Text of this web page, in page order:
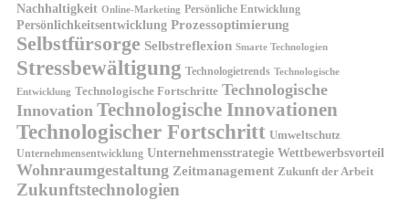
Nachhaltigkeit Online-Marketing Persönliche Entwicklung
Persönlichkeitsentwicklung Prozessoptimierung
Selbstfürsorge Selbstreflexion Smarte Technologien
Stressbewältigung Technologietrends Technologische
Entwicklung Technologische Fortschritte Technologische
Innovation Technologische Innovationen
Technologischer Fortschritt Umweltschutz
Unternehmensentwicklung Unternehmensstrategie Wettbewerbsvorteil
Wohnraumgestaltung Zeitmanagement Zukunft der Arbeit
Zukunftstechnologien